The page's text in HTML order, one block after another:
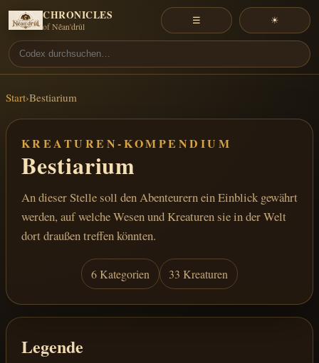
CHRONICLES
of Nêan'drûl
☰ ☀
Start›Bestiarium
KREATUREN-KOMPENDIUM
Bestiarium
An dieser Stelle soll den Abenteurern ein Einblick gewährt
werden, auf welche Wesen und Kreaturen sie in der Welt
dort draußen treffen könnten.
6 Kategorien 33 Kreaturen
Legende